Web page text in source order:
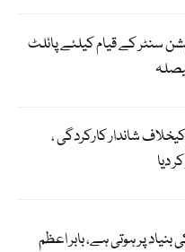
سنٹر کے قیام کیلئے پائلٹ
شاندار کارکردگی ،
دیا
پر ہوتی ہے، بابر اعظم